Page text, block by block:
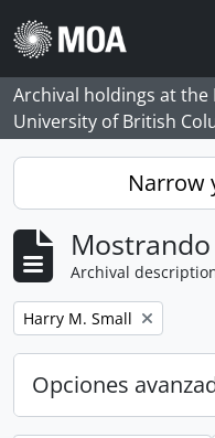
Skip to main content
Archival holdings at
University of British
Narrow
Archival
Remove filter:
Harry M. Small
Opciones